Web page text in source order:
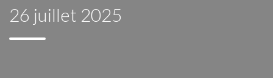
26 juillet 2025